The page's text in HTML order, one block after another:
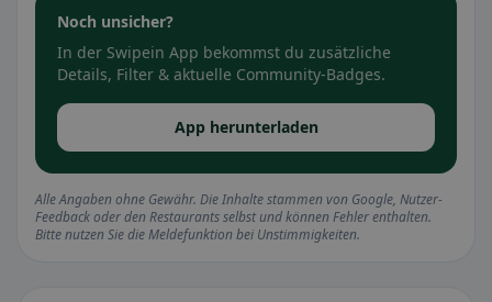
Noch unsicher?
In der Swipein App bekommst du zusätzliche
Details, Filter & aktuelle Community-Badges.
App herunterladen
Alle Angaben ohne Gewähr. Die Inhalte stammen von Google, Nutzer-
Feedback oder den Restaurants selbst und können Fehler enthalten.
Bitte nutzen Sie die Meldefunktion bei Unstimmigkeiten.